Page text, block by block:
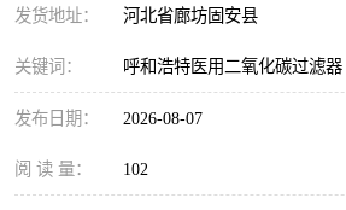
发货地址： 河北省廊坊固安县
关键词： 呼和浩特医用二氧化碳过滤器
发布日期： 2026-08-07
阅 读 量： 102